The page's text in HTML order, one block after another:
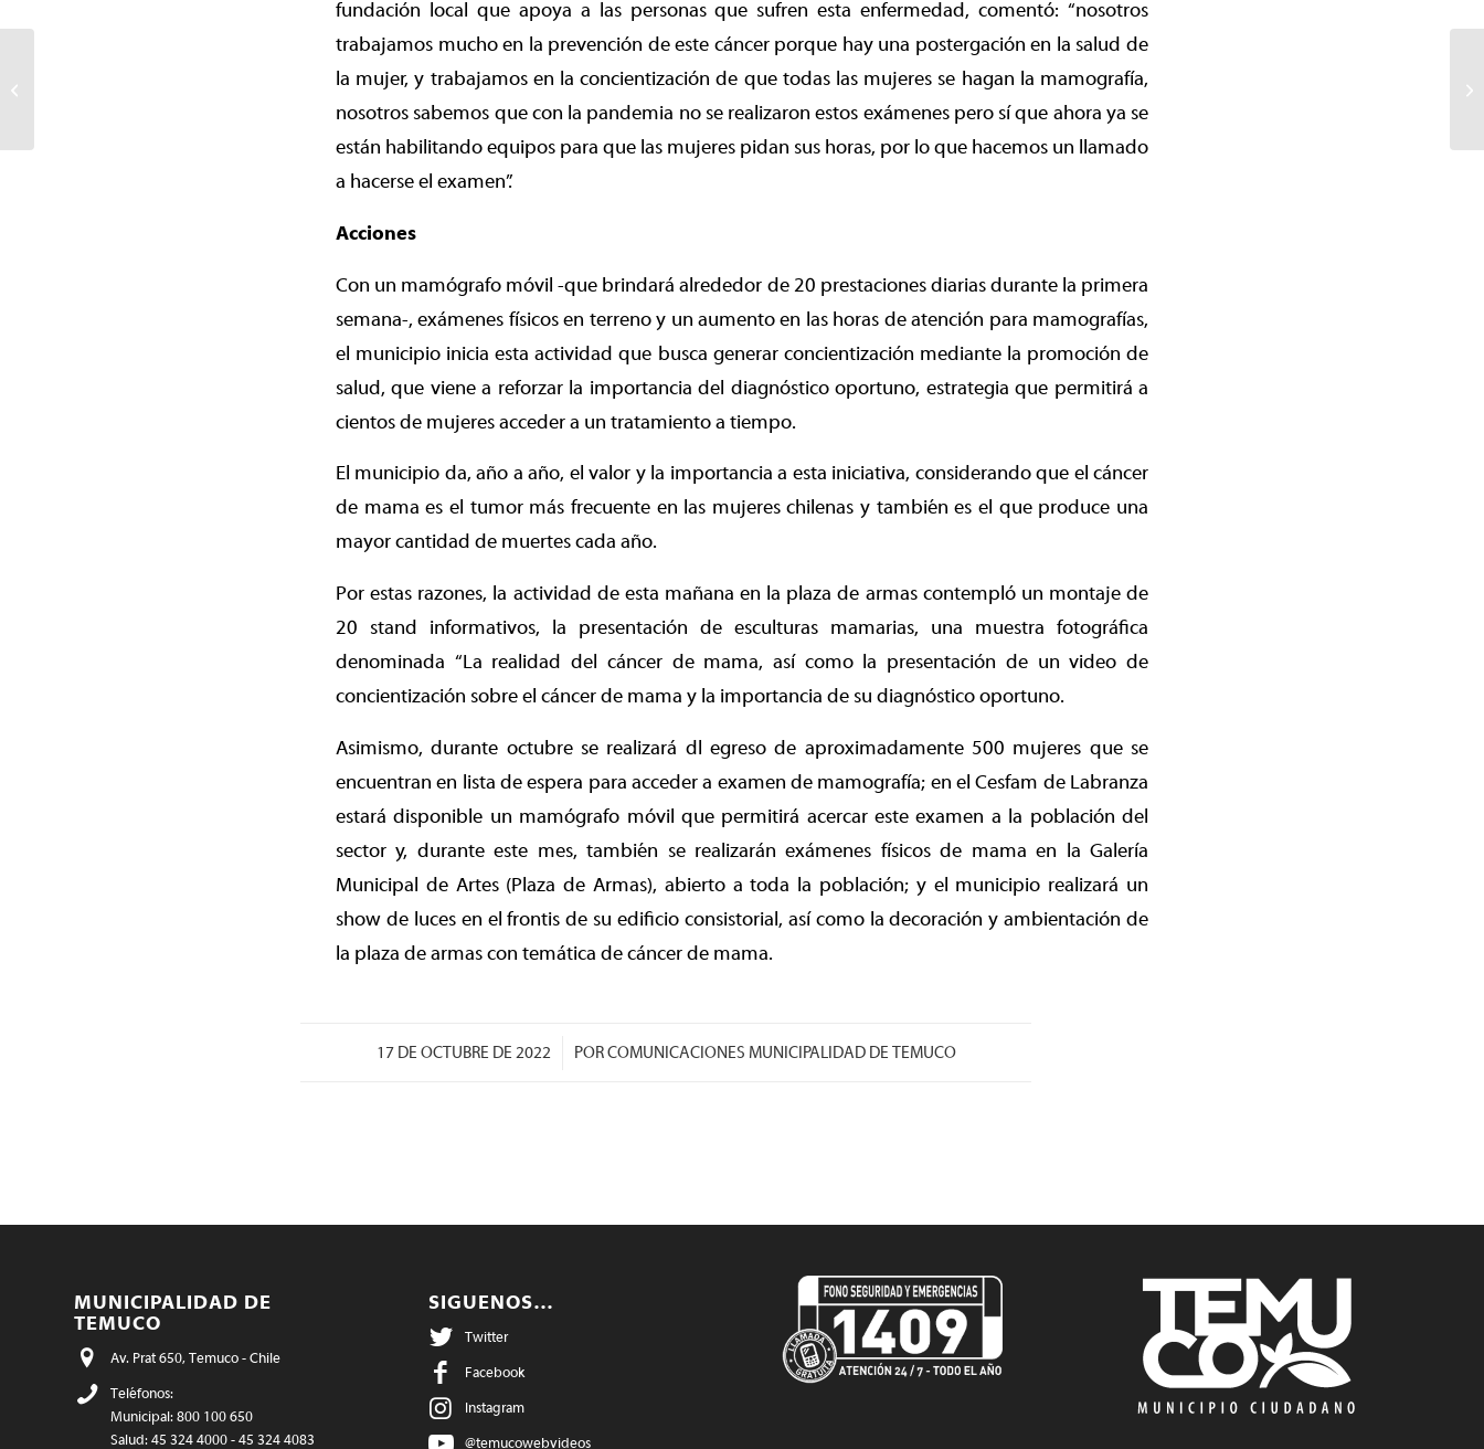
fundación local que apoya a las personas que sufren esta enfermedad, comentó: “nosotros
trabajamos mucho en la prevención de este cáncer porque hay una postergación en la salud de
la mujer, y trabajamos en la concientización de que todas las mujeres se hagan la mamografía,
nosotros sabemos que con la pandemia no se realizaron estos exámenes pero sí que ahora ya se
están habilitando equipos para que las mujeres pidan sus horas, por lo que hacemos un llamado
a hacerse el examen”.
Acciones
Con un mamógrafo móvil -que brindará alrededor de 20 prestaciones diarias durante la primera
semana-, exámenes físicos en terreno y un aumento en las horas de atención para mamografías,
el municipio inicia esta actividad que busca generar concientización mediante la promoción de
salud, que viene a reforzar la importancia del diagnóstico oportuno, estrategia que permitirá a
cientos de mujeres acceder a un tratamiento a tiempo.
El municipio da, año a año, el valor y la importancia a esta iniciativa, considerando que el cáncer
de mama es el tumor más frecuente en las mujeres chilenas y también es el que produce una
mayor cantidad de muertes cada año.
Por estas razones, la actividad de esta mañana en la plaza de armas contempló un montaje de
20 stand informativos, la presentación de esculturas mamarias, una muestra fotográfica
denominada “La realidad del cáncer de mama, así como la presentación de un video de
concientización sobre el cáncer de mama y la importancia de su diagnóstico oportuno.
Asimismo, durante octubre se realizará dl egreso de aproximadamente 500 mujeres que se
encuentran en lista de espera para acceder a examen de mamografía; en el Cesfam de Labranza
estará disponible un mamógrafo móvil que permitirá acercar este examen a la población del
sector y, durante este mes, también se realizarán exámenes físicos de mama en la Galería
Municipal de Artes (Plaza de Armas), abierto a toda la población; y el municipio realizará un
show de luces en el frontis de su edificio consistorial, así como la decoración y ambientación de
la plaza de armas con temática de cáncer de mama.
17 DE OCTUBRE DE 2022
/ PORCOMUNICACIONES MUNICIPALIDAD DE TEMUCO
MUNICIPALIDAD DE
TEMUCO
Av. Prat 650, Temuco - Chile
Teléfonos:
Municipal: 800 100 650
Salud: 45 324 4000 - 45 324 4083
SIGUENOS…
Twitter
Facebook
Instagram
@temucowebvideos